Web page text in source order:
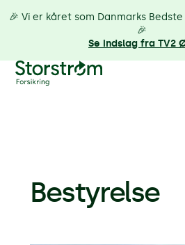
Bestyrelse
🎉 Vi er kåret som Danmarks
🎉
Se indslag fra TV2